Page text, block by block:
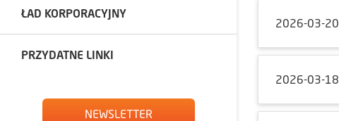
ŁAD KORPORACYJNY
PRZYDATNE LINKI
NEWSLETTER
2026-03-20
2026-03-18